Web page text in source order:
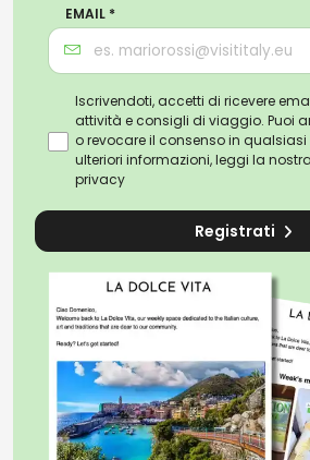
EMAIL *
Iscrivendoti, accetti di ricevere
attività e consigli di viaggio. Puoi
o revocare il consenso in qualsiasi
ulteriori informazioni, leggi la nostra
privacy
Registrati